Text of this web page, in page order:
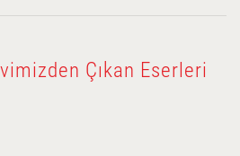
Çıkan Eserleri